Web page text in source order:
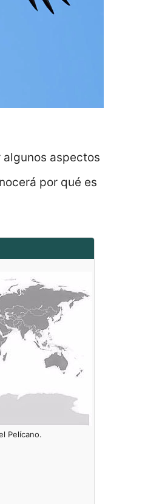
algunos aspectos
por qué es
Pelícano.